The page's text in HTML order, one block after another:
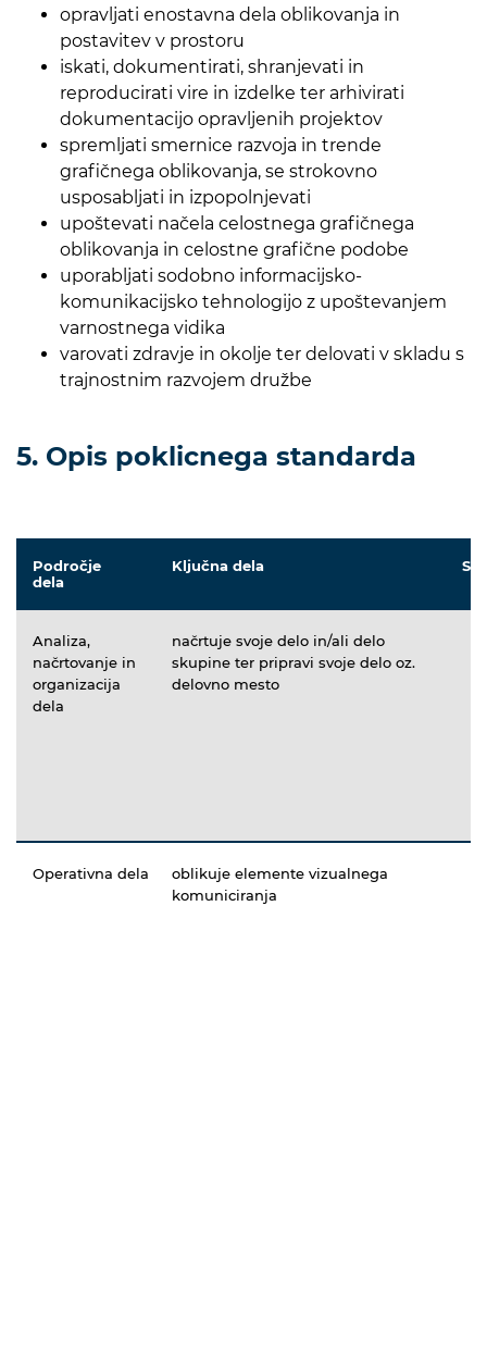
opravljati enostavna dela oblikovanja in
postavitev v prostoru
iskati, dokumentirati, shranjevati in
reproducirati vire in izdelke ter arhivirati
dokumentacijo opravljenih projektov
spremljati smernice razvoja in trende
grafičnega oblikovanja, se strokovno
usposabljati in izpopolnjevati
upoštevati načela celostnega grafičnega
oblikovanja in celostne grafične podobe
uporabljati sodobno informacijsko-
komunikacijsko tehnologijo z upoštevanjem
varnostnega vidika
varovati zdravje in okolje ter delovati v skladu s
trajnostnim razvojem družbe
5. Opis poklicnega standarda
Področje
dela
Ključna dela
Analiza,
načrtovanje in
organizacija
dela
načrtuje svoje delo in/ali delo
skupine ter pripravi svoje delo oz.
delovno mesto
Operativna dela
oblikuje elemente vizualnega
komuniciranja